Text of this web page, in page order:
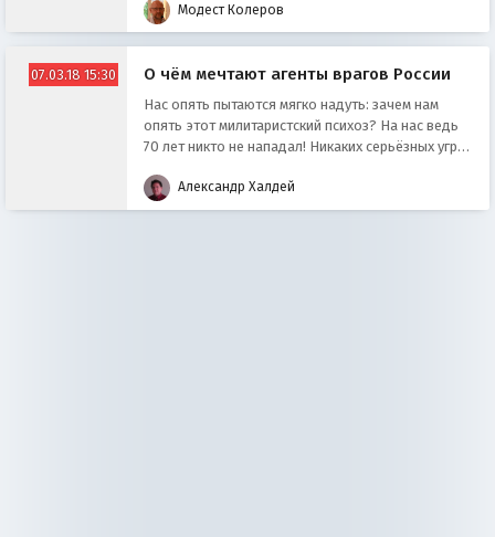
Модест Колеров
07.03.18 15:30 О чём мечтают агенты врагов России
Нас опять пытаются мягко надуть: зачем нам
опять этот милитаристский психоз? На нас ведь
70 лет никто не нападал! Никаких серьёзных угроз
Александр Халдей